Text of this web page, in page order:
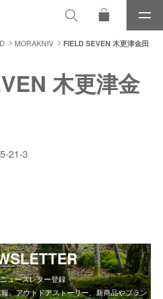
メ
ニ
ュ
MORAKNIV
FIELD SEVEN 木更津金田
木更津金
21-3
ュースレター登録
、アウトドアストーリー、新商品やブラン